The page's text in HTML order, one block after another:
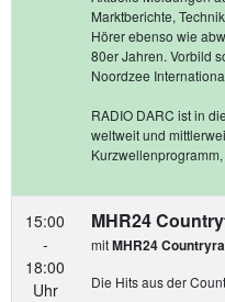
Marktberichte,
Hörer ebenso wie
80er Jahren. Vorbild
Noordzee
RADIO DARC ist in
weltweit und
15:00
-
18:00
Uhr
MHR24
mitMHR24
Die Hits aus der